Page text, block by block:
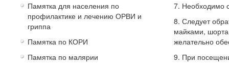
Памятка для населения по
профилактике и лечению ОРВИ и
гриппа
Памятка по КОРИ
Памятка по малярии
7. Необходимо
8. Следует
майками,
желательно
9. При